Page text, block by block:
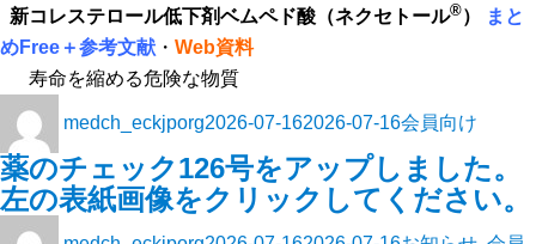
新コレステロール低下剤ベムペド酸（ネクセトール®）
まと
めFree＋参考文献 ・ Web資料
寿命を縮める危険な物質
medch_eckjporg2026-07-162026-07-16会員向け
薬のチェック126号をアップしました。
左の表紙画像をクリックしてください。